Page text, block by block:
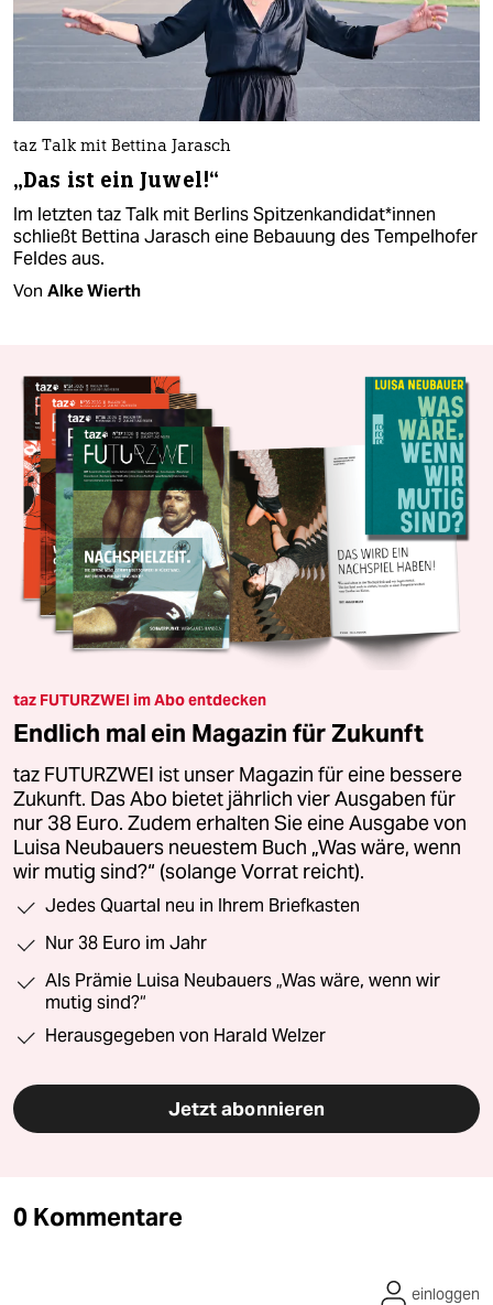
taz Talk mit Bettina Jarasch
„Das ist ein Juwel!“
Im letzten taz Talk mit Berlins Spit­zen­kan­di­da­t*in­nen
schließt Bettina Jarasch eine Bebauung des Tempelhofer
Feldes aus.
Von Alke Wierth
taz FUTURZWEI im Abo entdecken
Endlich mal ein Magazin für Zukunft
taz FUTURZWEI ist unser Magazin für eine bessere
Zukunft. Das Abo bietet jährlich vier Ausgaben für
nur 38 Euro. Zudem erhalten Sie eine Ausgabe von
Luisa Neubauers neuestem Buch „Was wäre, wenn
wir mutig sind?“ (solange Vorrat reicht).
Jedes Quartal neu in Ihrem Briefkasten
Nur 38 Euro im Jahr
Als Prämie Luisa Neubauers „Was wäre, wenn wir
mutig sind?“
Herausgegeben von Harald Welzer
Jetzt abonnieren
0 Kommentare
einloggen